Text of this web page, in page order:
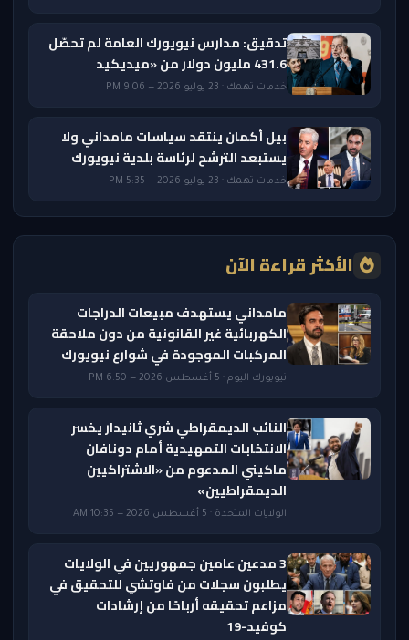
تدقيق: مدارس نيويورك العامة لم تحصّل
431.6 مليون دولار من «ميديكيد
خدمات تهمك · 23 يوليو 2026 — 9:06 PM
بيل أكمان ينتقد سياسات مامداني ولا
يستبعد الترشح لرئاسة بلدية نيويورك
خدمات تهمك · 23 يوليو 2026 — 5:35 PM
الأكثر قراءة الآن
مامداني يستهدف مبيعات الدراجات
الكهربائية غير القانونية من دون ملاحقة
المركبات الموجودة في شوارع نيويورك
نيويورك اليوم · 5 أغسطس 2026 — 6:50 PM
النائب الديمقراطي شري ثانيدار يخسر
الانتخابات التمهيدية أمام دونافان
ماكيني المدعوم من «الاشتراكيين
الديمقراطيين»
الولايات المتحدة · 5 أغسطس 2026 — 10:35 AM
3 مدعين عامين جمهوريين في الولايات
يطلبون سجلات من فاوتشي للتحقيق في
مزاعم تحقيقه أرباحًا من إرشادات
كوفيد-19